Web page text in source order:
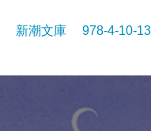
新潮文庫 978-4-10-